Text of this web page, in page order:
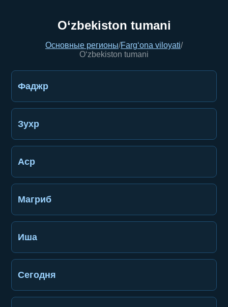
O‘zbekiston tumani
Основные регионы/Farg‘ona viloyati/
O‘zbekiston tumani
Фаджр
Зухр
Аср
Магриб
Иша
Сегодня